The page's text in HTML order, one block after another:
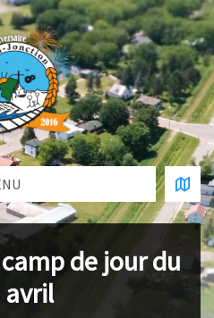
de jour du
avril